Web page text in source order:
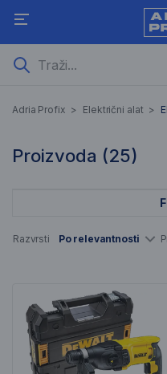
Električni
Adria Profix > Električni alat >
Proizvoda (25)
25 Rezultati pretraživanja
Popis artikala
Razvrsti Po relevantnosti